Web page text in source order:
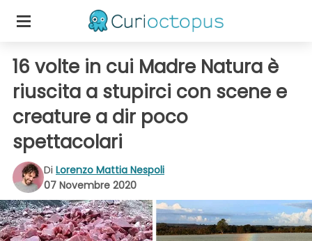
16 volte in cui Madre Natura è
riuscita a stupirci con scene e
creature a dir poco
spettacolari
Di Lorenzo Mattia Nespoli
07 Novembre 2020